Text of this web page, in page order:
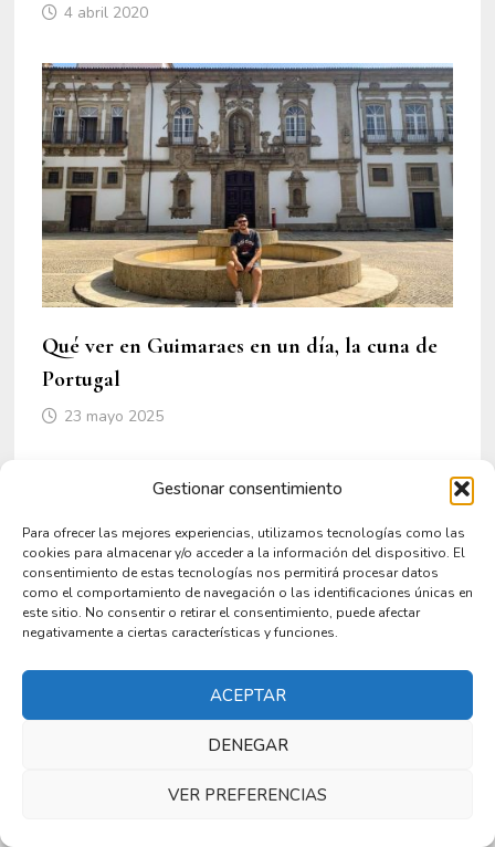
Gestionar consentimiento
Para ofrecer las mejores experiencias, utilizamos tecnologías como las
cookies para almacenar y/o acceder a la información del dispositivo. El
consentimiento de estas tecnologías nos permitirá procesar datos
como el comportamiento de navegación o las identificaciones únicas en
este sitio. No consentir o retirar el consentimiento, puede afectar
negativamente a ciertas características y funciones.
ACEPTAR
DENEGAR
VER PREFERENCIAS
4 abril 2020
Qué ver en Guimaraes en un día, la cuna de
Portugal
23 mayo 2025
Qué ver en Génova en un día de Crucero